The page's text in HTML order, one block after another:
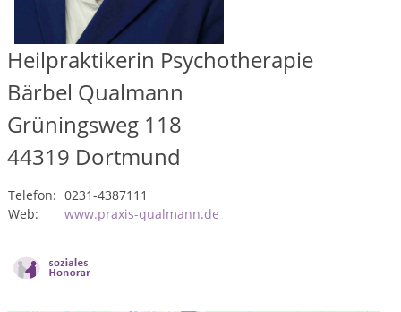
Heilpraktikerin Psychotherapie
Bärbel Qualmann
Grüningsweg 118
44319 Dortmund
Telefon: 0231-4387111
Web:
www.praxis-qualmann.de